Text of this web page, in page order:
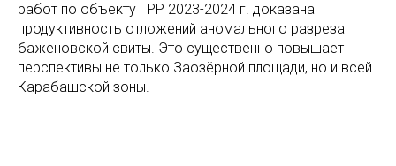
работ по объекту ГРР 2023-2024 г. доказана
продуктивность отложений аномального разреза
баженовской свиты. Это существенно повышает
перспективы не только Заозёрной площади, но и всей
Карабашской зоны.